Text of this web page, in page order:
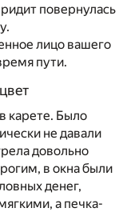
повернулась
лицо вашего
пути.
карете. Было
не давали
довольно
в окна были
денег,
а печка-